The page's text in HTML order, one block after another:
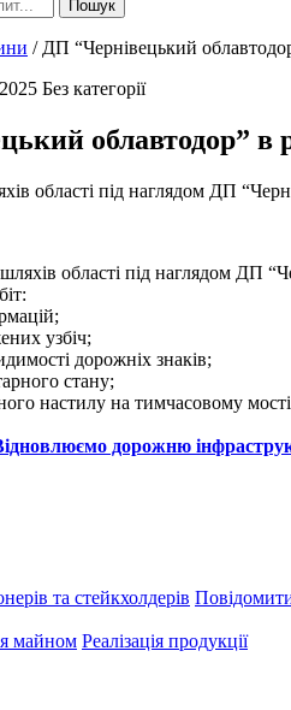
Пошук
/ ДП “Чернівецький
Без категорії
облавтодор” в
області під наглядом ДП
області під наглядом ДП
узбіч;
дорожніх знаків;
стану;
настилу на тимчасовому
дорожню
та стейкхолдерів
майном Реалізація продукції